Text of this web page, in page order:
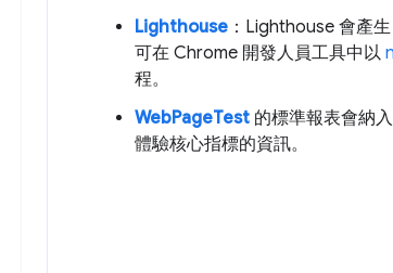
Lighthouse ：Lighthouse 會產
可在 Chrome 開發人員工具中以
程。
WebPageTest 的標準報表會納
體驗核心指標的資訊。